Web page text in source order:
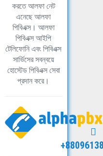
করতে আলফা নেট
এনেছে আলফা
পিবিএক্স। আলফা
পিবিএক্স আইপি
টেলিফোনি এবং পিবিএক্স
সার্ভিসের সবন্বয়ে
হোস্টেড পিবিএক্স সেবা
প্রদান করে।